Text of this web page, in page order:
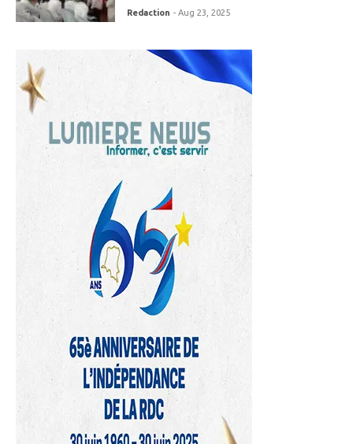
Redaction - Aug 23, 2025